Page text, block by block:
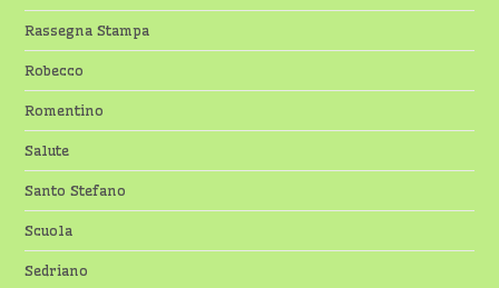
Rassegna Stampa
Robecco
Romentino
Salute
Santo Stefano
Scuola
Sedriano